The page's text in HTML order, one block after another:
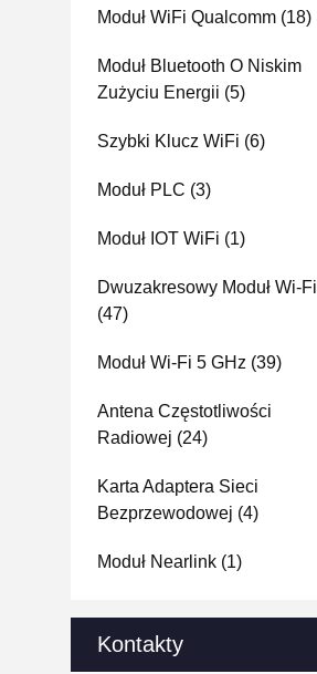
Moduł WiFi Qualcomm (18)
Moduł Bluetooth O Niskim
Zużyciu Energii (5)
Szybki Klucz WiFi (6)
Moduł PLC (3)
Moduł IOT WiFi (1)
Dwuzakresowy Moduł Wi-Fi
(47)
Moduł Wi-Fi 5 GHz (39)
Antena Częstotliwości
Radiowej (24)
Karta Adaptera Sieci
Bezprzewodowej (4)
Moduł Nearlink (1)
Kontakty